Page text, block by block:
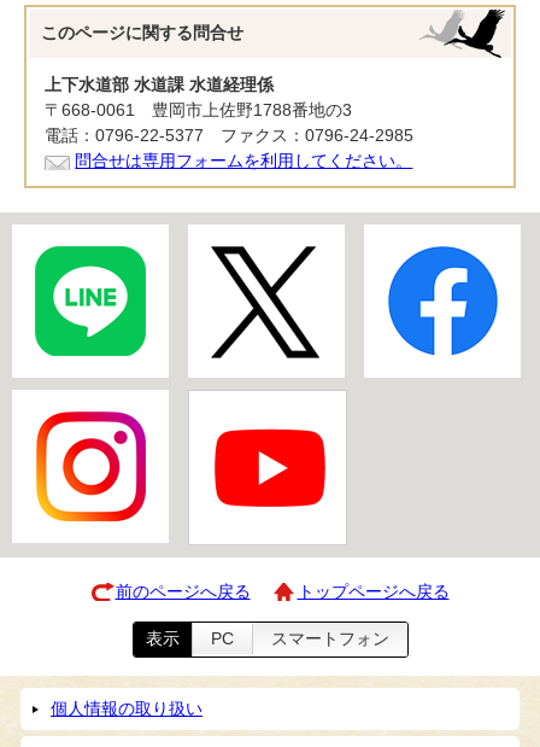
このページに関する 問合せ
上下水道部 水道課 水道経理係
〒668-0061 豊岡市上佐野1788番地の3
電話：0796-22-5377 ファクス：0796-24-2985
問合せは専用フォームを利用してください。
前のページへ戻る トップページへ戻る
表示 PC スマートフォン
個人情報の取り扱い